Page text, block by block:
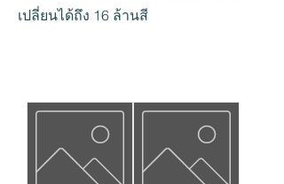
เปลี่ยนได้ถึง 16 ล้านสี